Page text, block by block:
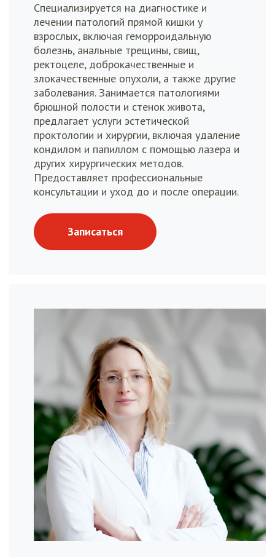
Специализируется на диагностике и
лечении патологий прямой кишки у
взрослых, включая геморроидальную
болезнь, анальные трещины, свищ,
ректоцеле, доброкачественные и
злокачественные опухоли, а также другие
заболевания. Занимается патологиями
брюшной полости и стенок живота,
предлагает услуги эстетической
проктологии и хирургии, включая удаление
кондилом и папиллом с помощью лазера и
других хирургических методов.
Предоставляет профессиональные
консультации и уход до и после операции.
Записаться